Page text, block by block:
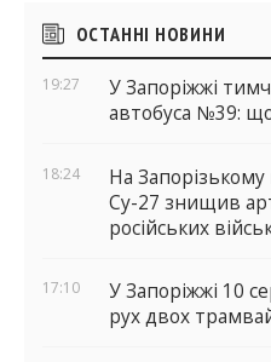
Бічні
віджети
ОСТАННІ НОВИНИ
19:27
У Запоріжжі
автобуса №39:
18:24
На
Су-27 знищив
російських
17:10
У Запоріжжі 10
рух двох